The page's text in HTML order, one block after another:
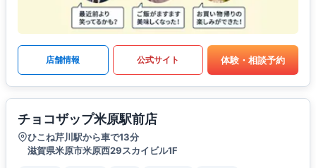
店舗情報 公式サイト 体験・相談予約
チョコザップ米原駅前店
ひこね芹川駅から車で13分
滋賀県米原市米原西29スカイビル1F